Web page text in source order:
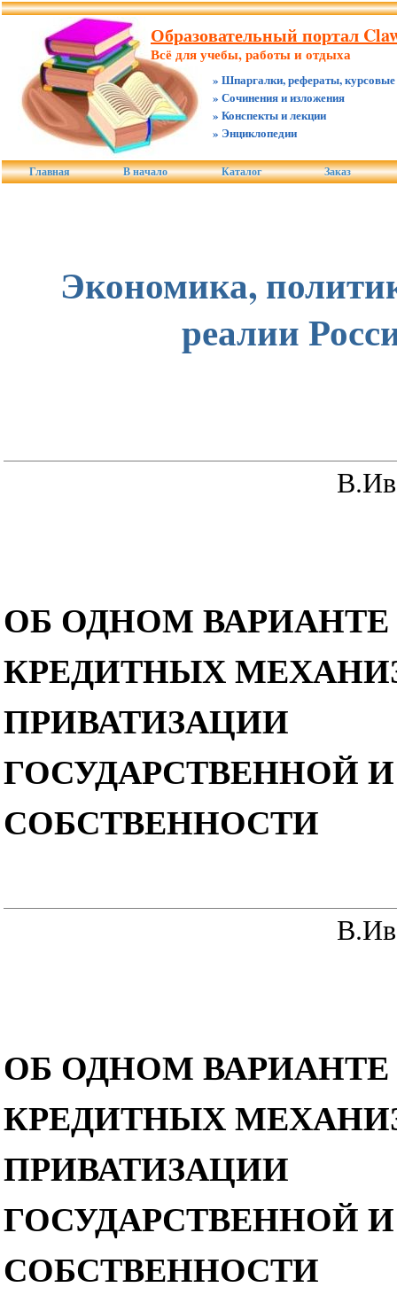
Образовательный портал
Всё для учебы, работы и отдыха
» Шпаргалки, рефераты, курсовые
» Сочинения и изложения
» Конспекты и лекции
» Энциклопедии
Главная В начало Каталог Заказ
Экономика,
реалии
ОБ ОДНОМ
КРЕДИТНЫХ
ПРИВАТИЗАЦИИ
ГОСУДАРСТВЕННОЙ
СОБСТВЕННОСТИ
ОБ ОДНОМ
КРЕДИТНЫХ
ПРИВАТИЗАЦИИ
ГОСУДАРСТВЕННОЙ
СОБСТВЕННОСТИ